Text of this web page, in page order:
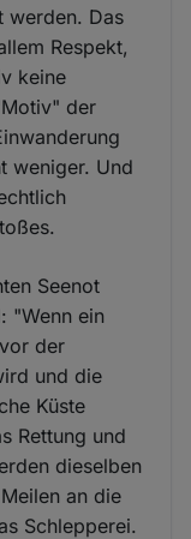
werden. Das
Respekt,
keine
der
weniger. Und
Seenot
"Wenn ein
der
und die
Küste
Rettung und
dieselben
an die
Schlepperei.